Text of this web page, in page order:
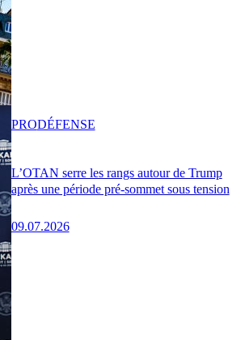
L’OTAN serre les rangs autour de Trump
après une période pré-sommet sous tension
09.07.2026
PRODÉFENSE